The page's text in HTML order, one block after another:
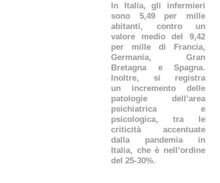
In Italia, gli infermieri
sono 5,49 per mille
abitanti, contro un
valore medio del 9,42
per mille di Francia,
Germania, Gran
Bretagna e Spagna.
Inoltre, si registra
un incremento delle
patologie dell’area
psichiatrica e
psicologica, tra le
criticità accentuate
dalla pandemia in
Italia, che è nell’ordine
del 25-30%.